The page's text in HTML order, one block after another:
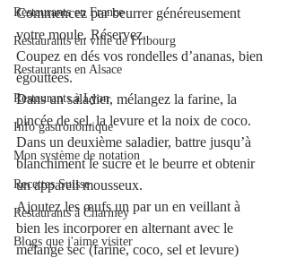
Restaurants en France
Restaurants en ville de Fribourg
Restaurants en Alsace
Restaurants à Lyon
Info gastronomique
Mon système de notation
Recettes Suisse
Restaurants à Charmey
Blogs que j'aime visiter
Commencez par beurrer généreusement
votre moule. Réservez.
Coupez en dés vos rondelles d’ananas, bien
égouttées.
Dans un saladier, mélangez la farine, la
pincée de sel, la levure et la noix de coco.
Dans un deuxième saladier, battre jusqu’à
blanchiment le sucre et le beurre et obtenir
un appareil mousseux.
Ajoutez les œufs un par un en veillant à
bien les incorporer en alternant avec le
mélange sec (farine, coco, sel et levure)